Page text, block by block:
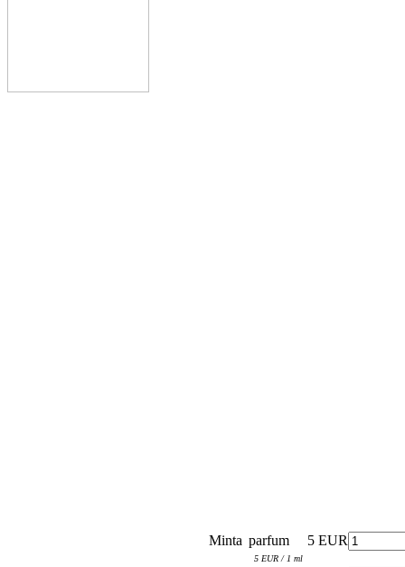
Minta parfum 5 EUR
5 EUR / 1 ml